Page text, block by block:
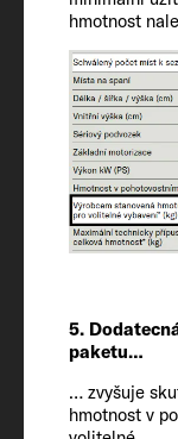
hmotnost
5.
paketu…
… zvyšuje
hmotnost v
Velikost
180 x 100
Velikost
206 x 143
76
Nádrž na
nádrž na
100 / 20 /